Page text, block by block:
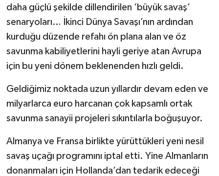
daha güçlü şekilde dillendirilen ‘büyük savaş’
senaryoları… İkinci Dünya Savaşı’nın ardından
kurduğu düzende refahı ön plana alan ve öz
savunma kabiliyetlerini hayli geriye atan Avrupa
için bu yeni dönem beklenenden hızlı geldi.
Geldiğimiz noktada uzun yıllardır devam eden ve
milyarlarca euro harcanan çok kapsamlı ortak
savunma sanayii projeleri sıkıntılarla boğuşuyor.
Almanya ve Fransa birlikte yürüttükleri yeni nesil
savaş uçağı programını iptal etti. Yine Almanların
donanmaları için Hollanda’dan tedarik edeceği